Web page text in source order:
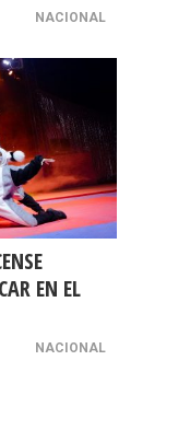
NACIONAL
EN EL
NACIONAL